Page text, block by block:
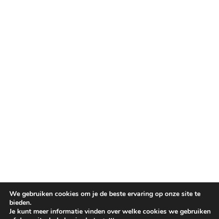
We gebruiken cookies om je de beste ervaring op onze site te
bieden.
Je kunt meer informatie vinden over welke cookies we gebruiken